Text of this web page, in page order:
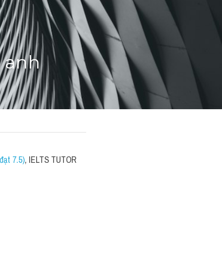
anh
7.5), IELTS TUTOR